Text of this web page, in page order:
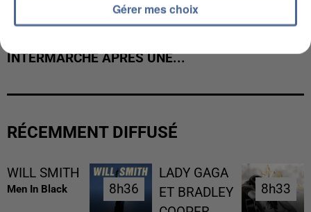
INTERMARCHÉ APRÈS UNE...
RÉCEMMENT DIFFUSÉ
WILL SMITH
Men In Black 8h36
8h36
LADY GAGA
ET BRADLEY
8h33
8h33
Gérer mes choix